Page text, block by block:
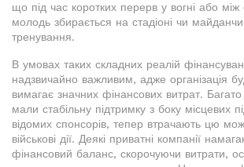
що під час коротких перерв у вогні або між
молодь збирається на стадіоні чи
тренування.
В умовах таких складних реалій
надзвичайно важливим, адже організація
вимагає значних фінансових витрат. Багато
мали стабільну підтримку з боку місцевих
відомих спонсорів, тепер втрачають цю
військові дії. Деякі приватні компанії
фінансовий баланс, скорочуючи витрати,